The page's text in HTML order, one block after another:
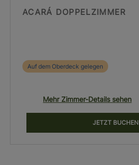
ACARÁ DOPPELZIMMER
Auf dem Oberdeck gelegen
Mehr Zimmer-Details sehen
JETZT BUCHEN